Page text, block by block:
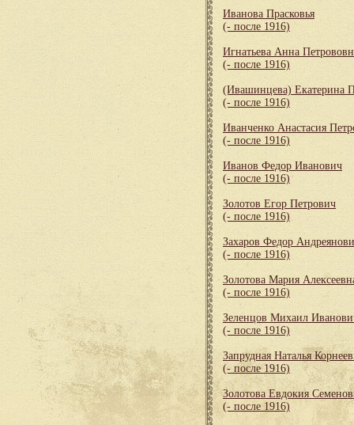
Иванова Прасковья
(- после 1916)
Игнатьева Анна
(- после 1916)
(Ивашинцева) Екатерина
(- после 1916)
Иванченко Анастасия
(- после 1916)
Иванов Федор Иванович
(- после 1916)
Золотов Егор Петрович
(- после 1916)
Захаров Федор
(- после 1916)
Золотова Мария
(- после 1916)
Зеленцов Михаил
(- после 1916)
Запрудная Наталья
(- после 1916)
Золотова Евдокия
(- после 1916)